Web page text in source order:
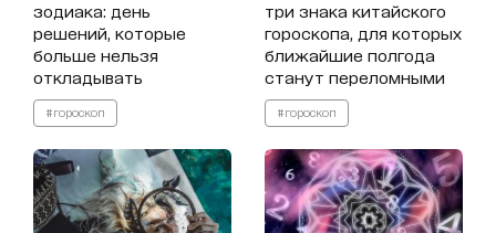
зодиака: день
решений, которые
больше нельзя
откладывать
#гороскоп
три знака китайского
гороскопа, для которых
ближайшие полгода
станут переломными
#гороскоп